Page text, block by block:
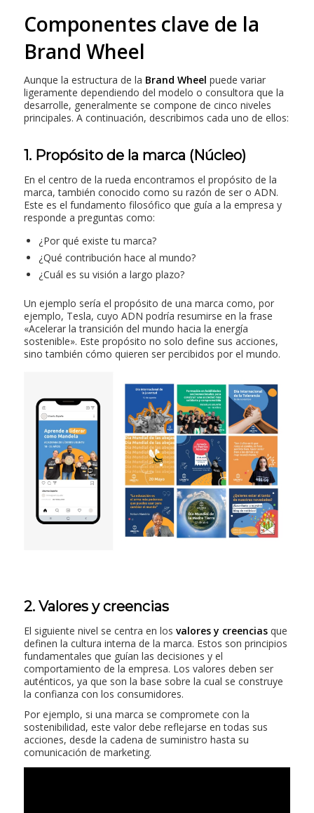
Componentes clave de la
Brand Wheel
Aunque la estructura de la Brand Wheel puede variar
ligeramente dependiendo del modelo o consultora que la
desarrolle, generalmente se compone de cinco niveles
principales. A continuación, describimos cada uno de ellos:
1. Propósito de la marca (Núcleo)
En el centro de la rueda encontramos el propósito de la
marca, también conocido como su razón de ser o ADN.
Este es el fundamento filosófico que guía a la empresa y
responde a preguntas como:
¿Por qué existe tu marca?
¿Qué contribución hace al mundo?
¿Cuál es su visión a largo plazo?
Un ejemplo sería el propósito de una marca como, por
ejemplo, Tesla, cuyo ADN podría resumirse en la frase
«Acelerar la transición del mundo hacia la energía
sostenible». Este propósito no solo define sus acciones,
sino también cómo quieren ser percibidos por el mundo.
2. Valores y creencias
El siguiente nivel se centra en los valores y creenciasque
definen la cultura interna de la marca. Estos son principios
fundamentales que guían las decisiones y el
comportamiento de la empresa. Los valores deben ser
auténticos, ya que son la base sobre la cual se construye
la confianza con los consumidores.
Por ejemplo, si una marca se compromete con la
sostenibilidad, este valor debe reflejarse en todas sus
acciones, desde la cadena de suministro hasta su
comunicación de marketing.